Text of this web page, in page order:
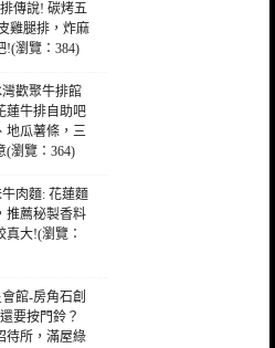
傳說! 碳烤五
雞腿排，炸麻
!(瀏覽：384)
歡聚牛排館
蓮牛排自助吧
地瓜薯條，三
(瀏覽：364)
肉麵: 花蓮麵
推薦秘製香料
真大!(瀏覽：
館-房角石創
要按門鈴？
待所，滿屋綠